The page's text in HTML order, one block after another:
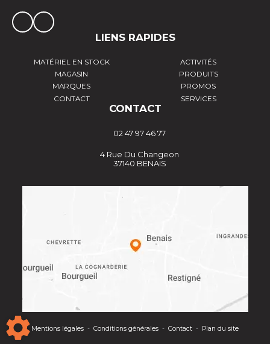
LIENS RAPIDES
MATÉRIEL EN STOCK
ACTIVITÉS
MAGASIN
PRODUITS
MARQUES
PROMOS
CONTACT
SERVICES
CONTACT
02 47 97 46 77
4 Rue Du Changeon
37140 BENAIS
Mentions légales - Conditions générales - Contact - Plan du site